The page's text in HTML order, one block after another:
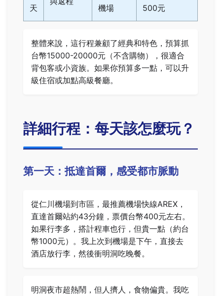
天 機場 500元
整體來說，這行程兼顧了經典和特色，預算抓
台幣15000-20000元（不含購物），很適合
背包客或小資族。如果你預算多一點，可以升
級住宿或加點高級餐廳。
詳細行程：每天該怎麼玩？
第一天：抵達首爾，感受都市脈動
從仁川機場到市區，最推薦機場快線AREX，
直達首爾站約43分鐘，票價台幣400元左右。
如果行李多，搭計程車也行，但貴一點（約台
幣1000元）。我上次到機場是下午，直接去
酒店放行李，然後衝明洞吃晚餐。
明洞夜市超熱鬧，但人擠人，食物偏貴。我吃